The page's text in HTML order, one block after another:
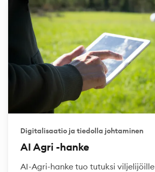
Digitalisaatio ja tiedolla johtaminen
AI Agri -hanke
AI-Agri-hanke tuo tutuksi viljelijöille